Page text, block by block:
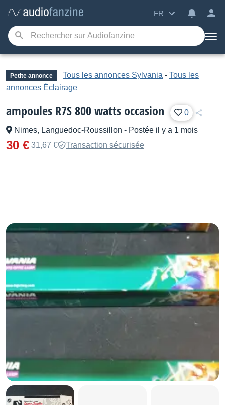
FR
Petite annonce Tous les annonces Sylvania - Tous les
annonces Éclairage
ampoules R7S 800 watts occasion 0
Nimes, Languedoc-Roussillon - Postée il y a 1 mois
30 € 31,67 € Transaction sécurisée